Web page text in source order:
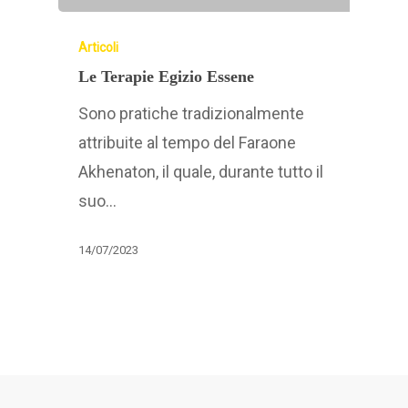
Articoli
Le Terapie Egizio Essene
Sono pratiche tradizionalmente
attribuite al tempo del Faraone
Akhenaton, il quale, durante tutto il
suo…
14/07/2023